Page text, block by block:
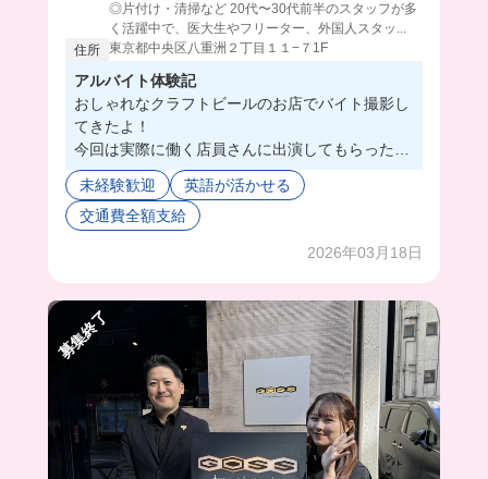
◎片付け・清掃など 20代〜30代前半のスタッフが多
く活躍中で、医大生やフリーター、外国人スタッ...
住所 東京都中央区八重洲２丁目１１−７1F
アルバイト体験記
おしゃれなクラフトビールのお店でバイト撮影し
てきたよ！
今回は実際に働く店員さんに出演してもらったよ
🤭
撮影中も和気あいあいとしててカジュアルな感じ
が楽しそうだった🥺
るスタッフさんもいたから、色々なリクエスト聞
しかも餅つきやオクトーバーフェストなど、他の
飲食店ではなかなか経験できないようなイベント
も多数やってるんだって🥹✨
クラフトビールが何十種類もあるから、ビール好
きな人にもおすすめなバイト先だよ🍻
未経験歓迎
英語が活かせる
交通費全額支給
2026年03月18日
募集終了